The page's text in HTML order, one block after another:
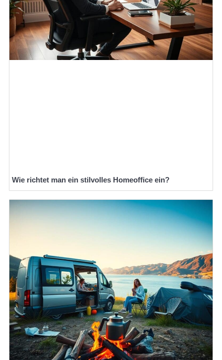
Wie richtet man ein stilvolles Homeoffice ein?